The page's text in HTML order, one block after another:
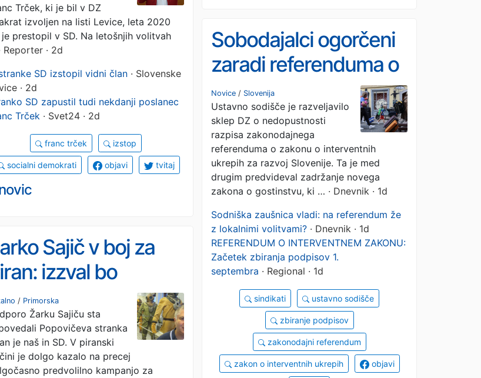
Trček, ki je bil v DZ
izvoljen na listi Levice, leta 2020
je prestopil v SD. Na letošnjih volitvah
Reporter · 2d
SD izstopil vidni član · Slovenske
· 2d
SD zapustil tudi nekdanji poslanec
Trček · Svet24 · 2d
franc trček izstop
socialni demokrati objavi tvitaj
Sobodajalci ogorčeni
zaradi referenduma o
interventnem zakonu
Novice / Slovenija
Ustavno sodišče je razveljavilo
sklep DZ o nedopustnosti
razpisa zakonodajnega
referenduma o zakonu o interventnih
ukrepih za razvoj Slovenije. Ta je med
drugim predvideval zadržanje novega
zakona o gostinstvu, ki … · Dnevnik · 1d
Sodniška zaušnica vladi: na referendum že
z lokalnimi volitvami? · Dnevnik · 1d
REFERENDUM O INTERVENTNEM ZAKONU:
Začetek zbiranja podpisov 1.
septembra · Regional · 1d
sindikati ustavno sodišče
zbiranje podpisov
zakonodajni referendum
zakon o interventnih ukrepih objavi
Sajič v boj za
izzval bo
župana
Koreniko
/ Primorska
Žarku Sajiču sta
Popovičeva stranka
je naš in SD. V piranski
je dolgo kazalo na precej
predvolilno kampanjo za